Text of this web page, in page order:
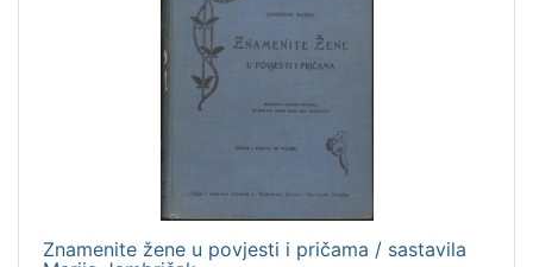
Znamenite žene u povjesti i pričama / sastavila